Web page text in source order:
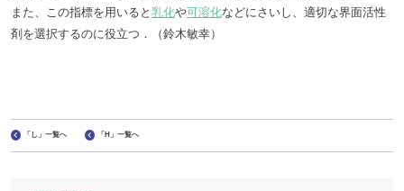
また、この指標を用いると 乳化や可溶化などにさいし、適切な界面活性
剤を選択するのに役立つ．（鈴木敏幸）
「し」一覧へ 「H」一覧へ